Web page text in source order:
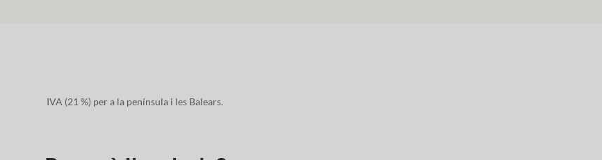
IVA (21 %) per a la península i les Balears.